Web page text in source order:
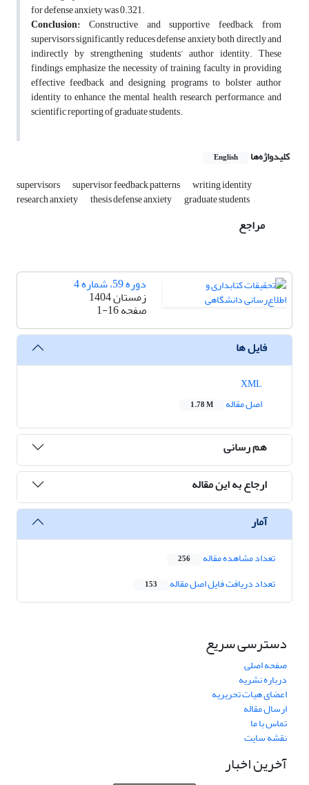
for defense anxiety was 0.321.
Conclusion: Constructive and supportive feedback from
supervisors significantly reduces defense anxiety both directly and
indirectly by strengthening students’ author identity. These
findings emphasize the necessity of training faculty in providing
effective feedback and designing programs to bolster author
identity to enhance the mental health, research performance, and
scientific reporting of graduate students.
کلیدواژه‌ها English
supervisors supervisor feedback patterns writing identity
research anxiety thesis defense anxiety graduate students
مراجع
دوره 59، شماره 4
زمستان 1404
صفحه1-16
فایل ها
اصل مقاله
1.78 M
هم رسانی
ارجاع به این مقاله
آمار
تعداد مشاهده مقاله 256
تعداد دریافت فایل اصل مقاله 153
دسترسی سریع
صفحه اصلی
درباره نشریه
اعضای هیات تحریریه
ارسال مقاله
تماس با ما
نقشه سایت
آخرین اخبار